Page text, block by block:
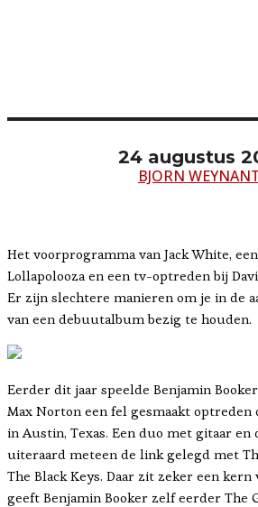
24 augustus
BJORN
Het voorprogramma van Jack White,
Lollapolooza en een tv-optreden bij
Er zijn slechtere manieren om je in de
van een debuutalbum bezig te houden.
Eerder dit jaar speelde Benjamin
Max Norton een fel gesmaakt optreden
in Austin, Texas. Een duo met gitaar
uiteraard meteen de link gelegd met
The Black Keys. Daar zit zeker een kern
geeft Benjamin Booker zelf eerder The